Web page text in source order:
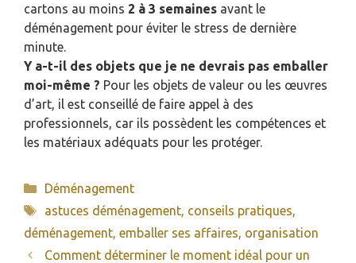
cartons au moins 2 à 3 semaines avant le
déménagement pour éviter le stress de dernière
minute.
Y a-t-il des objets que je ne devrais pas emballer
moi-même ? Pour les objets de valeur ou les œuvres
d’art, il est conseillé de faire appel à des
professionnels, car ils possèdent les compétences et
les matériaux adéquats pour les protéger.
Catégories
Déménagement
Étiquettes
astuces déménagement, conseils pratiques,
déménagement, emballer ses affaires, organisation
Comment déterminer le moment idéal pour un